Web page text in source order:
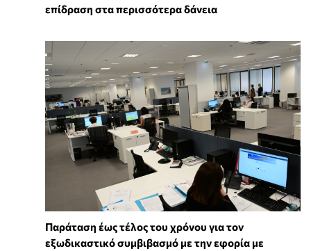
επίδραση στα περισσότερα δάνεια
Παράταση έως τέλος του χρόνου για τον
εξωδικαστικό συμβιβασμό με την εφορία με